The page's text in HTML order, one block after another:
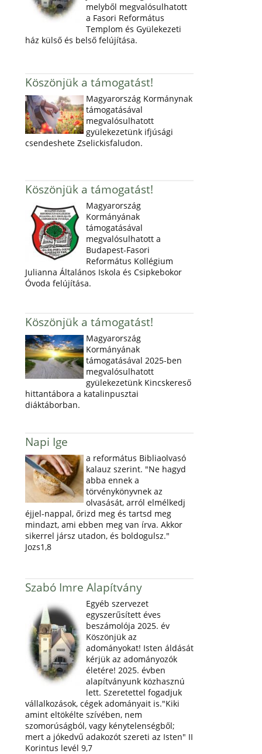
melyből megvalósulhatott
a Fasori Református
Templom és Gyülekezeti
ház külső és belső felújítása.
Köszönjük a támogatást!
Magyarország Kormánynak
támogatásával
megvalósulhatott
gyülekezetünk ifjúsági
csendeshete Zselickisfaludon.
Köszönjük a támogatást!
Magyarország
Kormányának
támogatásával
megvalósulhatott a
Budapest-Fasori
Református Kollégium
Julianna Általános Iskola és Csipkebokor
Óvoda felújítása.
Köszönjük a támogatást!
Magyarország
Kormányának
támogatásával 2025-ben
megvalósulhatott
gyülekezetünk Kincskereső
hittantábora a katalinpusztai
diáktáborban.
Napi Ige
a református Bibliaolvasó
kalauz szerint. "Ne hagyd
abba ennek a
törvénykönyvnek az
olvasását, arról elmélkedj
éjjel-nappal, őrizd meg és tartsd meg
mindazt, ami ebben meg van írva. Akkor
sikerrel jársz utadon, és boldogulsz."
Jozs1,8
Szabó Imre Alapítvány
Egyéb szervezet
egyszerűsített éves
beszámolója 2025. év
Köszönjük az
adományokat! Isten áldását
kérjük az adományozók
életére! 2025. évben
alapítványunk közhasznú
lett. Szeretettel fogadjuk
vállalkozások, cégek adományait is."Kiki
amint eltökélte szívében, nem
szomorúságból, vagy kénytelenségből;
mert a jókedvű adakozót szereti az Isten" II
Korintus levél 9,7